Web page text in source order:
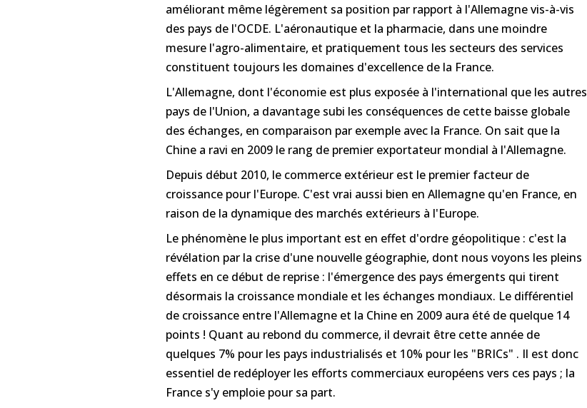
améliorant même légèrement sa position par rapport à l'Allemagne vis-à-vis
des pays de l'OCDE. L'aéronautique et la pharmacie, dans une moindre
mesure l'agro-alimentaire, et pratiquement tous les secteurs des services
constituent toujours les domaines d'excellence de la France.
L'Allemagne, dont l'économie est plus exposée à l'international que les autres
pays de l'Union, a davantage subi les conséquences de cette baisse globale
des échanges, en comparaison par exemple avec la France. On sait que la
Chine a ravi en 2009 le rang de premier exportateur mondial à l'Allemagne.
Depuis début 2010, le commerce extérieur est le premier facteur de
croissance pour l'Europe. C'est vrai aussi bien en Allemagne qu'en France, en
raison de la dynamique des marchés extérieurs à l'Europe.
Le phénomène le plus important est en effet d'ordre géopolitique : c'est la
révélation par la crise d'une nouvelle géographie, dont nous voyons les pleins
effets en ce début de reprise : l'émergence des pays émergents qui tirent
désormais la croissance mondiale et les échanges mondiaux. Le différentiel
de croissance entre l'Allemagne et la Chine en 2009 aura été de quelque 14
points ! Quant au rebond du commerce, il devrait être cette année de
quelques 7% pour les pays industrialisés et 10% pour les "BRICs" . Il est donc
essentiel de redéployer les efforts commerciaux européens vers ces pays ; la
France s'y emploie pour sa part.